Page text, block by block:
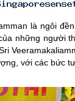
là ngôi
những người
với các bức